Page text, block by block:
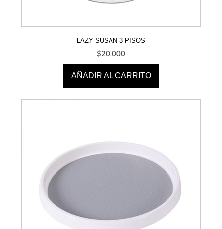
LAZY SUSAN 3 PISOS
$20.000
AÑADIR AL CARRITO